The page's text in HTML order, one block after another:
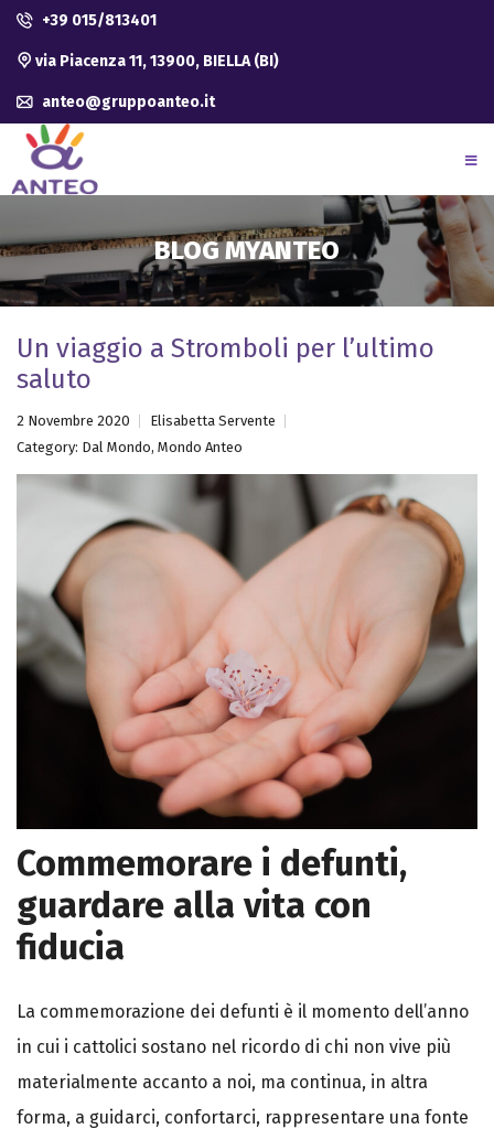
+39 015/813401
via Piacenza 11, 13900, BIELLA (BI)
anteo@gruppoanteo.it
BLOG MYANTEO
Un viaggio a Stromboli per l’ultimo
saluto
2 Novembre 2020
Elisabetta Servente
Category: Dal Mondo, Mondo Anteo
Commemorare i defunti,
guardare alla vita con
fiducia
La commemorazione dei defunti è il momento dell’anno
in cui i cattolici sostano nel ricordo di chi non vive più
materialmente accanto a noi, ma continua, in altra
forma, a guidarci, confortarci, rappresentare una fonte